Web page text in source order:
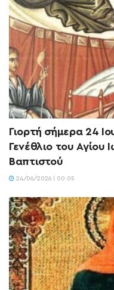
Γιορτή σήμερα 24
Γενέθλιο του Αγίου
Βαπτιστού
24/06/2026 | 00:05